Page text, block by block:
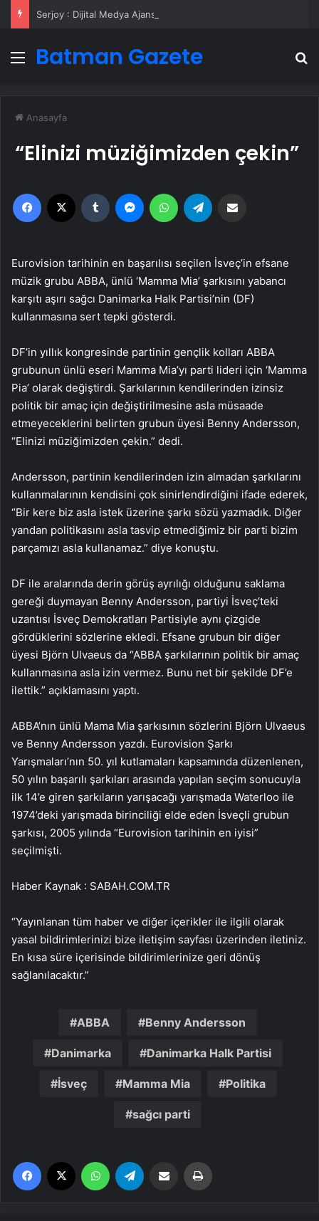
Menü
Batman Gazete
Anasayfa
“Elinizi müziğimizden çekin”
Facebook Tumblr MessengerWhatsApp
Eurovision tarihinin en başarılısı seçilen İsveç’in efsane
müzik grubu ABBA, ünlü ‘Mamma Mia’ şarkısını yabancı
karşıtı aşırı sağcı Danimarka Halk Partisi’nin (DF)
kullanmasına sert tepki gösterdi.
DF’in yıllık kongresinde partinin gençlik kolları ABBA
grubunun ünlü eseri Mamma Mia’yı parti lideri için ‘Mamma
Pia’ olarak değiştirdi. Şarkılarının kendilerinden izinsiz
politik bir amaç için değiştirilmesine asla müsaade
etmeyeceklerini belirten grubun üyesi Benny Andersson,
“Elinizi müziğimizden çekin.” dedi.
Andersson, partinin kendilerinden izin almadan şarkılarını
kullanmalarının kendisini çok sinirlendirdiğini ifade ederek,
“Bir kere biz asla istek üzerine şarkı sözü yazmadık. Diğer
yandan politikasını asla tasvip etmediğimiz bir parti bizim
parçamızı asla kullanamaz.” diye konuştu.
DF ile aralarında derin görüş ayrılığı olduğunu saklama
gereği duymayan Benny Andersson, partiyi İsveç’teki
uzantısı İsveç Demokratları Partisiyle aynı çizgide
gördüklerini sözlerine ekledi. Efsane grubun bir diğer
üyesi Björn Ulvaeus da “ABBA şarkılarının politik bir amaç
kullanmasına asla izin vermez. Bunu net bir şekilde DF’e
ilettik.” açıklamasını yaptı.
ABBA’nın ünlü Mama Mia şarkısının sözlerini Björn Ulvaeus
ve Benny Andersson yazdı. Eurovision Şarkı
Yarışmaları’nın 50. yıl kutlamaları kapsamında düzenlenen,
50 yılın başarılı şarkıları arasında yapılan seçim sonucuyla
ilk 14’e giren şarkıların yarışacağı yarışmada Waterloo ile
1974’deki yarışmada birinciliği elde eden İsveçli grubun
şarkısı, 2005 yılında “Eurovision tarihinin en iyisi”
seçilmişti.
Haber Kaynak : SABAH.COM.TR
“Yayınlanan tüm haber ve diğer içerikler ile ilgili olarak
yasal bildirimlerinizi bize iletişim sayfası üzerinden iletiniz.
En kısa süre içerisinde bildirimlerinize geri dönüş
sağlanılacaktır.”
ABBA Benny Andersson
Danimarka Danimarka Halk Partisi
İsveç Mamma Mia Politika
sağcı parti
Facebook WhatsApp Email'den paylaş